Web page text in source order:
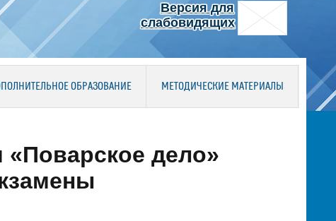
Версия для
слабовидящих
ОБРАЗОВАНИЕ МЕТОДИЧЕСКИЕ МАТЕРИАЛЫ
«Поварское дело»